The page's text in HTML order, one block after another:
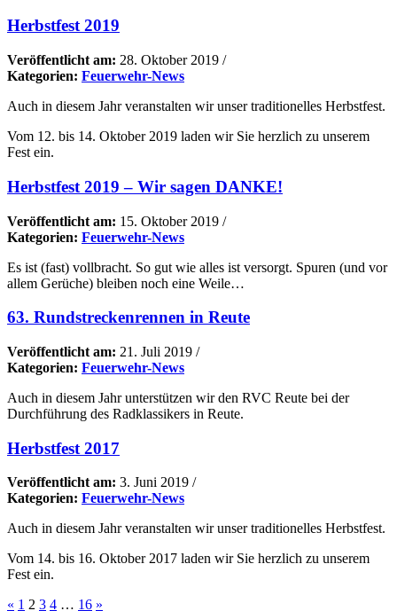
Herbstfest 2019
Veröffentlicht am: 28. Oktober 2019 /
Kategorien: Feuerwehr-News
Auch in diesem Jahr veranstalten wir unser traditionelles Herbstfest.
Vom 12. bis 14. Oktober 2019 laden wir Sie herzlich zu unserem
Fest ein.
Herbstfest 2019 – Wir sagen DANKE!
Veröffentlicht am: 15. Oktober 2019 /
Kategorien: Feuerwehr-News
Es ist (fast) vollbracht. So gut wie alles ist versorgt. Spuren (und vor
allem Gerüche) bleiben noch eine Weile…
63. Rundstreckenrennen in Reute
Veröffentlicht am: 21. Juli 2019 /
Kategorien: Feuerwehr-News
Auch in diesem Jahr unterstützen wir den RVC Reute bei der
Durchführung des Radklassikers in Reute.
Herbstfest 2017
Veröffentlicht am: 3. Juni 2019 /
Kategorien: Feuerwehr-News
Auch in diesem Jahr veranstalten wir unser traditionelles Herbstfest.
Vom 14. bis 16. Oktober 2017 laden wir Sie herzlich zu unserem
Fest ein.
« 1 2 3 4 … 16 »